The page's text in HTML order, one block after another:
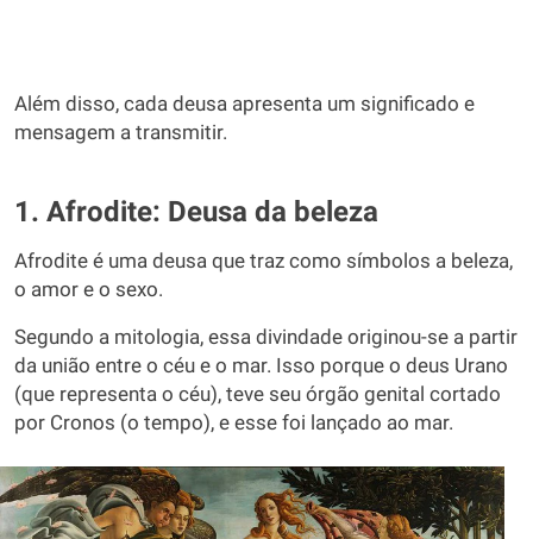
Além disso, cada deusa apresenta um significado e
mensagem a transmitir.
1. Afrodite: Deusa da beleza
Afrodite é uma deusa que traz como símbolos a beleza,
o amor e o sexo.
Segundo a mitologia, essa divindade originou-se a partir
da união entre o céu e o mar. Isso porque o deus Urano
(que representa o céu), teve seu órgão genital cortado
por Cronos (o tempo), e esse foi lançado ao mar.